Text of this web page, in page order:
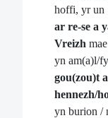
hoffi, yr un
ar re-se a
Vreizh
yn am(a)l/
gou(zou)t
hennezh/
yn burion /